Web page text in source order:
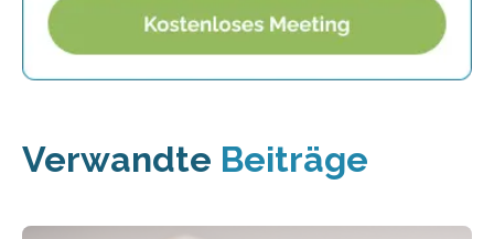
Verwandte Beiträge